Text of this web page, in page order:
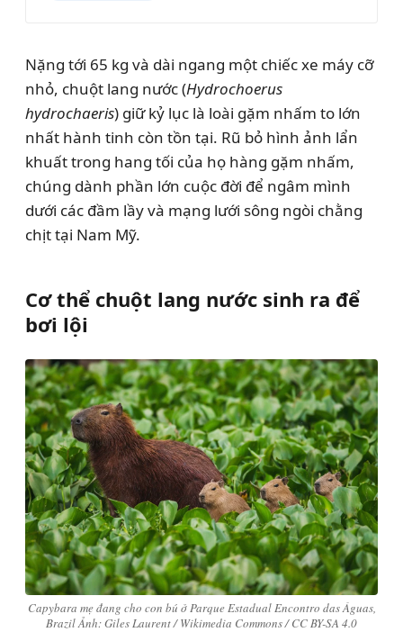
Nặng tới 65 kg và dài ngang một chiếc xe máy cỡ
nhỏ, chuột lang nước (Hydrochoerus
hydrochaeris) giữ kỷ lục là loài gặm nhấm to lớn
nhất hành tinh còn tồn tại. Rũ bỏ hình ảnh lẩn
khuất trong hang tối của họ hàng gặm nhấm,
chúng dành phần lớn cuộc đời để ngâm mình
dưới các đầm lầy và mạng lưới sông ngòi chằng
chịt tại Nam Mỹ.
Cơ thể chuột lang nước sinh ra để
bơi lội
Capybara mẹ đang cho con bú ở Parque Estadual Encontro das Águas,
Brazil Ảnh: Giles Laurent / Wikimedia Commons / CC BY-SA 4.0